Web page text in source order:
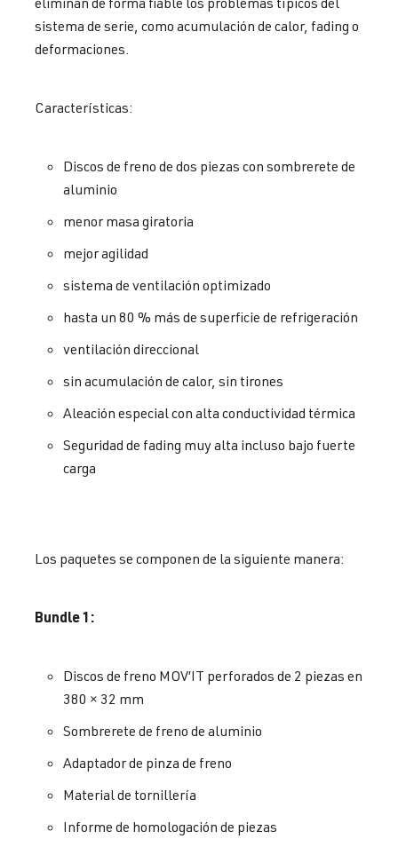
sistema de serie, como acumulación de calor, fading o
deformaciones.
Características:
Discos de freno de dos piezas con sombrerete de
aluminio
menor masa giratoria
mejor agilidad
sistema de ventilación optimizado
hasta un 80 % más de superficie de refrigeración
ventilación direccional
sin acumulación de calor, sin tirones
Aleación especial con alta conductividad térmica
Seguridad de fading muy alta incluso bajo fuerte
carga
Los paquetes se componen de la siguiente manera:
Bundle 1:
Discos de freno MOV’IT perforados de 2 piezas en
380 × 32 mm
Sombrerete de freno de aluminio
Adaptador de pinza de freno
Material de tornillería
Informe de homologación de piezas